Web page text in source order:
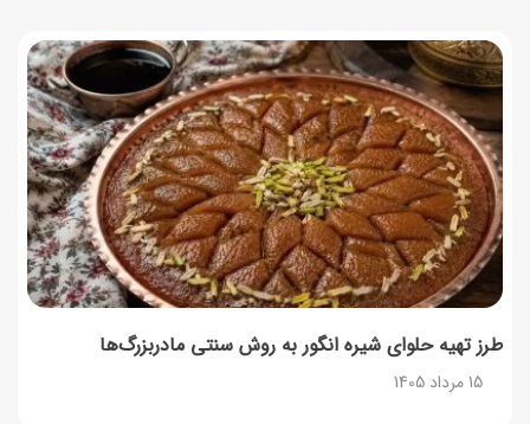
طرز تهیه حلوای شیره انگور به روش سنتی مادربزرگ‌ها
15 مرداد 1405
توصیه‌های مهم برای دفع انواع حشرات در خانه
14 مرداد 1405
طرز تهیه آلبالو شور خانگی؛ خوش‌رنگ و بدون کپک
14 مرداد 1405
طرز تهیه پنکیک با شیره انگور؛ صبحانه‌ای سالم و انرژی‌بخش
14 مرداد 1405